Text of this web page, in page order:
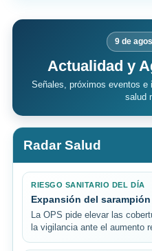
9 de
Actualidad y
Señales, próximos eventos e
salud
Radar Salud
RIESGO SANITARIO DEL DÍA
Expansión del
La OPS pide elevar las
la vigilancia ante el aumento